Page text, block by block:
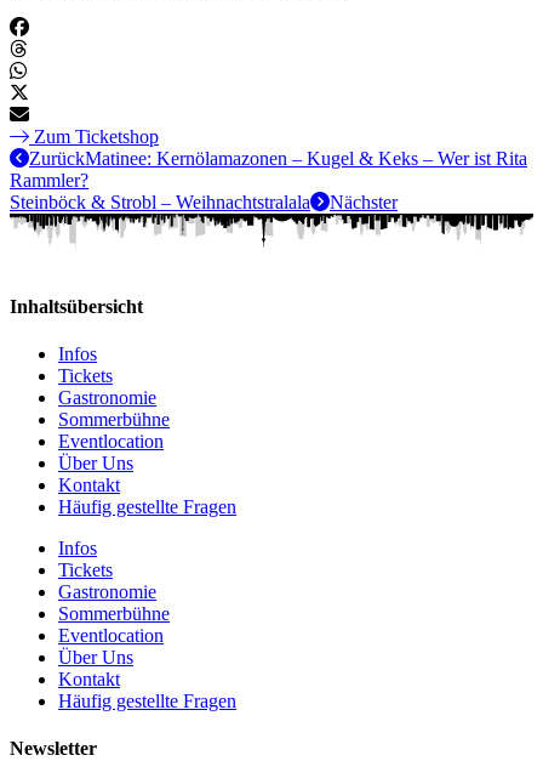
Zum Ticketshop
ZurückMatinee: Kernölamazonen – Kugel & Keks – Wer ist Rita
Rammler?
Steinböck & Strobl – Weihnachtstralala
Nächster
Inhaltsübersicht
Infos
Tickets
Gastronomie
Sommerbühne
Eventlocation
Über Uns
Kontakt
Häufig gestellte Fragen
Infos
Tickets
Gastronomie
Sommerbühne
Eventlocation
Über Uns
Kontakt
Häufig gestellte Fragen
Newsletter